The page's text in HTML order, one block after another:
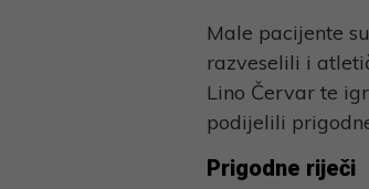
Male pacijente
razveselili i
Lino Červar te
podijelili
Prigodne riječi